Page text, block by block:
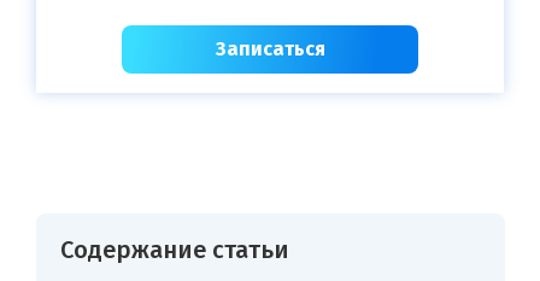
Записаться
Содержание статьи